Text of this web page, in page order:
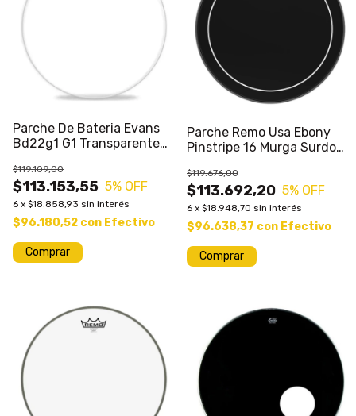
Parche De Bateria Evans
Bd22g1 G1 Transparente
$113.153,55
$119.109,00
5% OFF
6 x $18.858,93 sin interés
$96.180,52 con Efectivo
Parche Remo Usa Ebony
Pinstripe 16 Murga Surdo
$113.692,20
$119.676,00
5% OFF
6 x $18.948,70 sin interés
$96.638,37 con Efectivo